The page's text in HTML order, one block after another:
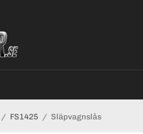
/ FS1425 / Släpvagnslås